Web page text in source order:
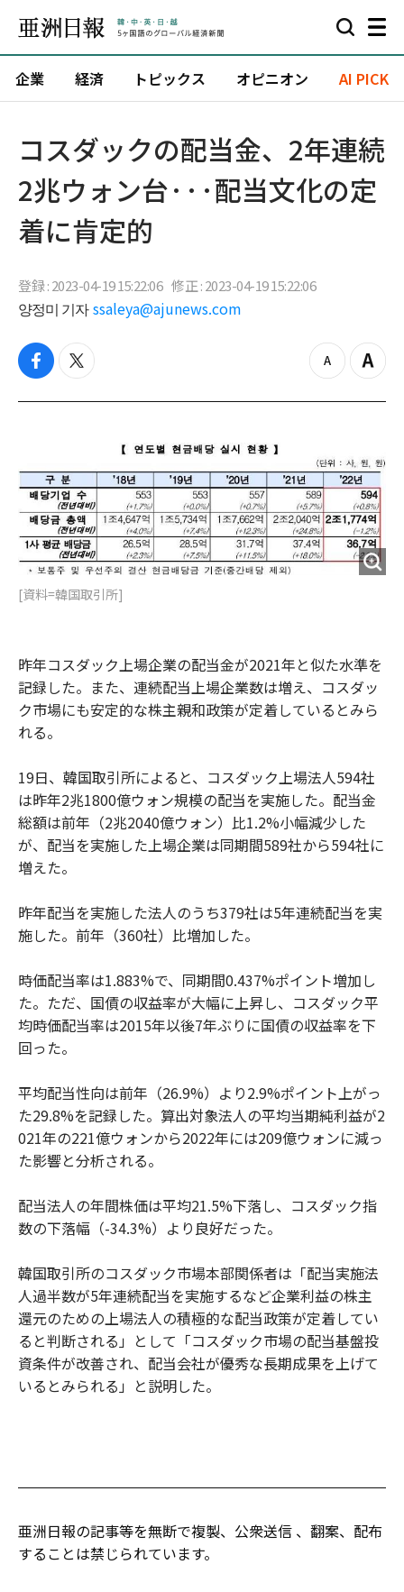
企業 経済 トピックス オピニオン AI PICK
コスダックの配当金、2年連続
2兆ウォン台···配当文化の定
着に肯定的
登録 : 2023-04-19 15:22:06 修正 : 2023-04-19 15:22:06
양정미 기자 ssaleya@ajunews.com
f
c
o
k
t
i
r
z
o
t
Z
o
[資料=韓国取引所]
昨年コスダック上場企業の配当金が2021年と似た水準を
記録した。また、連続配当上場企業数は増え、コスダッ
ク市場にも安定的な株主親和政策が定着しているとみら
れる。
19日、韓国取引所によると、コスダック上場法人594社
は昨年2兆1800億ウォン規模の配当を実施した。配当金
総額は前年（2兆2040億ウォン）比1.2%小幅減少した
が、配当を実施した上場企業は同期間589社から594社に
増えた。
昨年配当を実施した法人のうち379社は5年連続配当を実
施した。前年（360社）比増加した。
時価配当率は1.883%で、同期間0.437%ポイント増加し
た。ただ、国債の収益率が大幅に上昇し、コスダック平
均時価配当率は2015年以後7年ぶりに国債の収益率を下
回った。
平均配当性向は前年（26.9%）より2.9%ポイント上がっ
た29.8%を記録した。算出対象法人の平均当期純利益が2
021年の221億ウォンから2022年には209億ウォンに減っ
た影響と分析される。
配当法人の年間株価は平均21.5%下落し、コスダック指
数の下落幅（-34.3%）より良好だった。
韓国取引所のコスダック市場本部関係者は「配当実施法
人過半数が5年連続配当を実施するなど企業利益の株主
還元のための上場法人の積極的な配当政策が定着してい
ると判断される」として「コスダック市場の配当基盤投
資条件が改善され、配当会社が優秀な長期成果を上げて
いるとみられる」と説明した。
亜洲日報の記事等を無断で複製、公衆送信 、翻案、配布
することは禁じられています。